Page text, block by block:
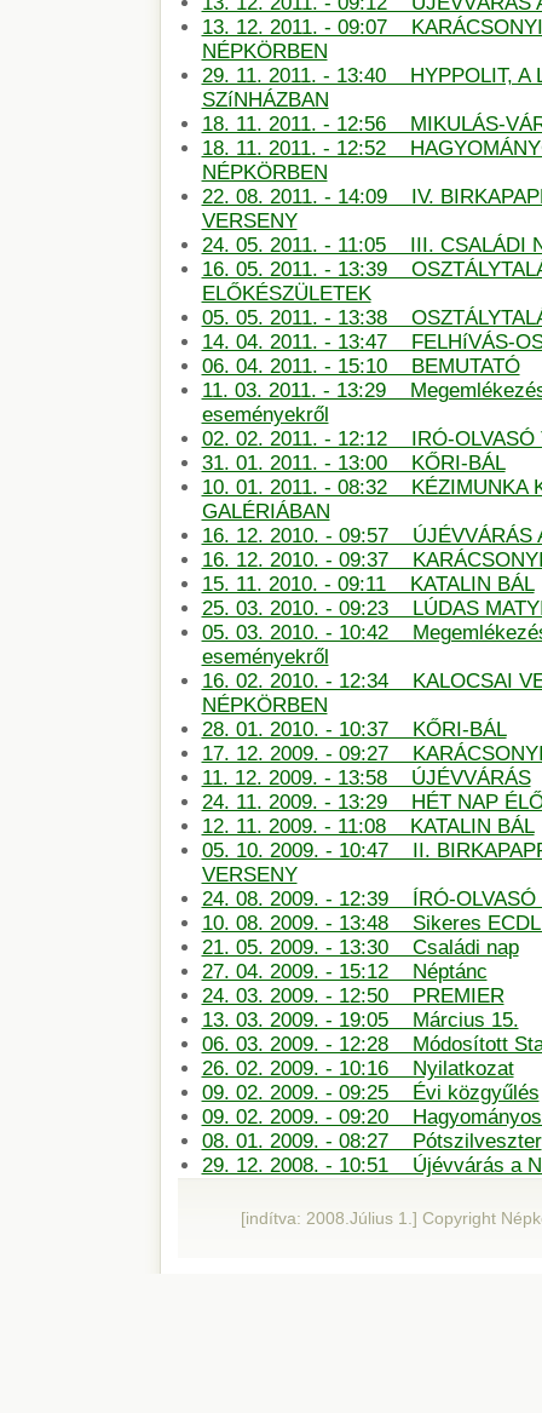
13. 12. 2011. - 09:07
NÉPKÖRBEN
29. 11. 2011. - 13:40 HYPPOLIT, A
SZíNHÁZBAN
18. 11. 2011. - 12:56 MIKULÁS-
18. 11. 2011. - 12:52
NÉPKÖRBEN
22. 08. 2011. - 14:09 IV.
VERSENY
24. 05. 2011. - 11:05 III. CSALÁDI
16. 05. 2011. - 13:39
ELŐKÉSZÜLETEK
05. 05. 2011. - 13:38
14. 04. 2011. - 13:47 FELHíVÁS-
06. 04. 2011. - 15:10 BEMUTATÓ
11. 03. 2011. - 13:29
eseményekről
02. 02. 2011. - 12:12 IRÓ-OLVASÓ
31. 01. 2011. - 13:00 KŐRI-BÁL
10. 01. 2011. - 08:32 KÉZIMUNKA
GALÉRIÁBAN
16. 12. 2010. - 09:57 ÚJÉVVÁRÁS
16. 12. 2010. - 09:37
15. 11. 2010. - 09:11 KATALIN BÁL
25. 03. 2010. - 09:23 LÚDAS
05. 03. 2010. - 10:42
eseményekről
16. 02. 2010. - 12:34 KALOCSAI
NÉPKÖRBEN
28. 01. 2010. - 10:37 KŐRI-BÁL
17. 12. 2009. - 09:27
11. 12. 2009. - 13:58 ÚJÉVVÁRÁS
24. 11. 2009. - 13:29 HÉT NAP
12. 11. 2009. - 11:08 KATALIN BÁL
05. 10. 2009. - 10:47 II.
VERSENY
24. 08. 2009. - 12:39 ÍRÓ-OLVASÓ
10. 08. 2009. - 13:48 Sikeres ECDL
21. 05. 2009. - 13:30 Családi nap
27. 04. 2009. - 15:12 Néptánc
24. 03. 2009. - 12:50 PREMIER
13. 03. 2009. - 19:05 Március 15.
06. 03. 2009. - 12:28 Módosított
26. 02. 2009. - 10:16 Nyilatkozat
09. 02. 2009. - 09:25 Évi közgyűlés
09. 02. 2009. - 09:20
08. 01. 2009. - 08:27 Pótszilveszter
29. 12. 2008. - 10:51 Újévvárás a
[indítva: 2008.Július 1.] Copyright